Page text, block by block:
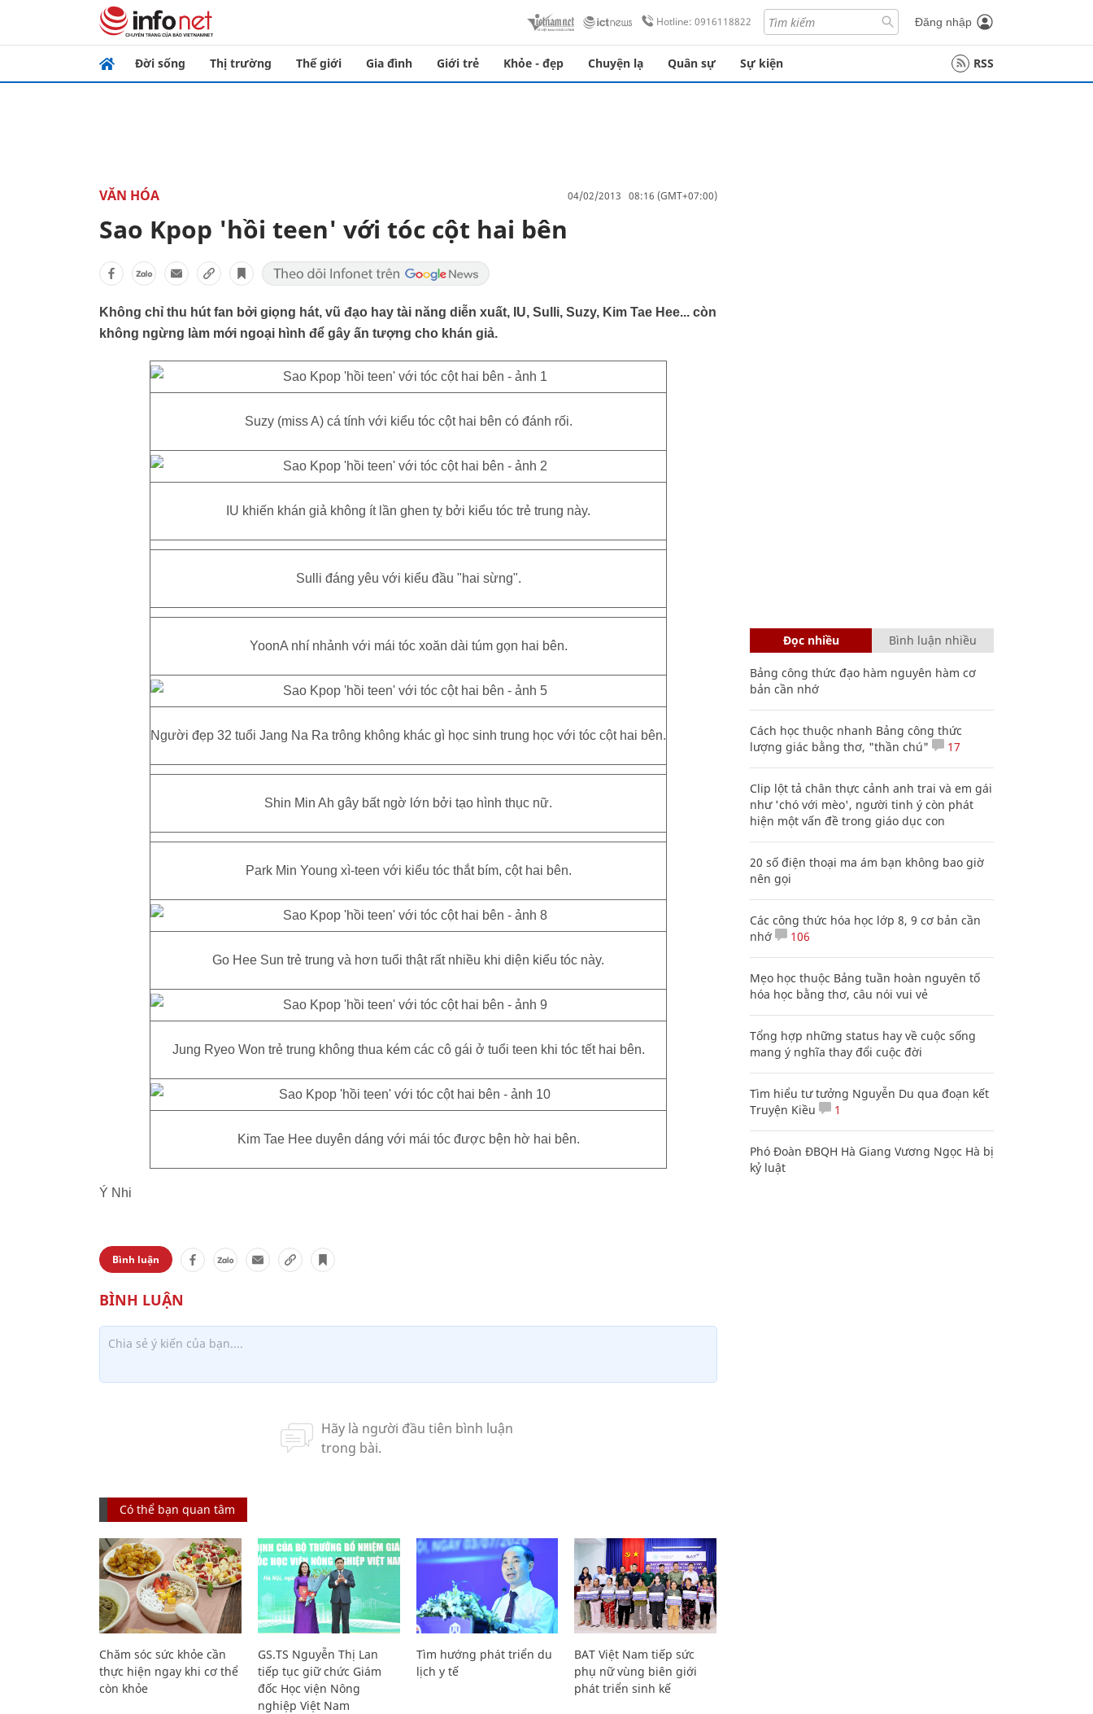
Hotline: 0916118822 Đăng nhập
Đời sống Thị trường Thế giới Gia đình Giới trẻ Khỏe - đẹp Chuyện lạ Quân sự Sự kiện RSS
VĂN HÓA 04/02/2013 08:16 (GMT+07:00)
Sao Kpop 'hồi teen' với tóc cột hai bên
Không chỉ thu hút fan bởi giọng hát, vũ đạo hay tài năng diễn xuất, IU, Sulli, Suzy, Kim Tae Hee... còn
không ngừng làm mới ngoại hình để gây ấn tượng cho khán giả.
Suzy (miss A) cá tính với kiểu tóc cột hai bên có đánh rối.
IU khiến khán giả không ít lần ghen tỵ bởi kiểu tóc trẻ trung này.
Sulli đáng yêu với kiểu đầu "hai sừng".
YoonA nhí nhảnh với mái tóc xoăn dài túm gọn hai bên.
Người đẹp 32 tuổi Jang Na Ra trông không khác gì học sinh trung học với tóc cột hai bên.
Shin Min Ah gây bất ngờ lớn bởi tạo hình thục nữ.
Park Min Young xì-teen với kiểu tóc thắt bím, cột hai bên.
Go Hee Sun trẻ trung và hơn tuổi thật rất nhiều khi diện kiểu tóc này.
Jung Ryeo Won trẻ trung không thua kém các cô gái ở tuổi teen khi tóc tết hai bên.
Kim Tae Hee duyên dáng với mái tóc được bện hờ hai bên.
Ý Nhi
Bình luận
Có thể bạn quan tâm
Chăm sóc sức khỏe cần
thực hiện ngay khi cơ thể
còn khỏe
GS.TS Nguyễn Thị Lan
tiếp tục giữ chức Giám
đốc Học viện Nông
nghiệp Việt Nam
Tìm hướng phát triển du
lịch y tế
BAT Việt Nam tiếp sức
phụ nữ vùng biên giới
phát triển sinh kế
Đọc nhiều Bình luận nhiều
Bảng công thức đạo hàm nguyên hàm cơ
bản cần nhớ
Cách học thuộc nhanh Bảng công thức
lượng giác bằng thơ, "thần chú"
17
Clip lột tả chân thực cảnh anh trai và em gái
như 'chó với mèo', người tinh ý còn phát
hiện một vấn đề trong giáo dục con
20 số điện thoại ma ám bạn không bao giờ
nên gọi
Các công thức hóa học lớp 8, 9 cơ bản cần
nhớ
106
Mẹo học thuộc Bảng tuần hoàn nguyên tố
hóa học bằng thơ, câu nói vui vẻ
Tổng hợp những status hay về cuộc sống
mang ý nghĩa thay đổi cuộc đời
Tìm hiểu tư tưởng Nguyễn Du qua đoạn kết
Truyện Kiều
1
Phó Đoàn ĐBQH Hà Giang Vương Ngọc Hà bị
kỷ luật